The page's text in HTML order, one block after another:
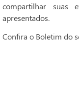
compartilhar suas
apresentados.
Confira o Boletim do